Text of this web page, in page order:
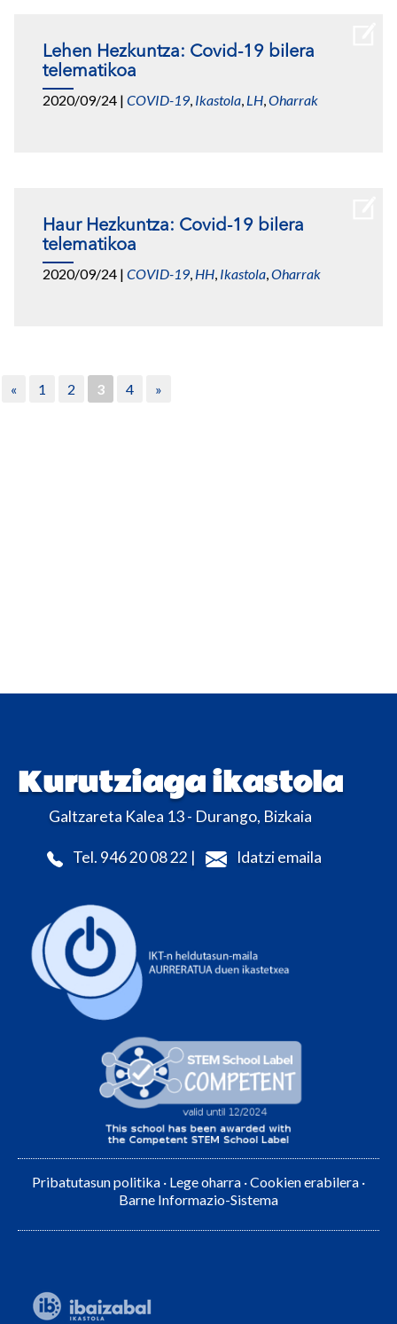
Lehen Hezkuntza: Covid-19 bilera
telematikoa
2020/09/24 | COVID-19, Ikastola, LH,Oharrak
Haur Hezkuntza: Covid-19 bilera
telematikoa
2020/09/24 | COVID-19, HH, Ikastola,Oharrak
« 1 2 3 4 »
Kurutziaga ikastola
Galtzareta Kalea 13 - Durango, Bizkaia
Tel. 946 20 08 22 | Idatzi emaila
Pribatutasun politika · Lege oharra ·Cookien erabilera ·
Barne Informazio-Sistema